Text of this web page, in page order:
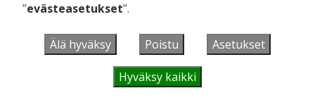
Leikkausten ja veronkorotusten lisäksi
tarvitaan myös rahanhankkijoita
Alli Huovinen 6.8.2026 15:56
”evästeasetukset”.
Älä hyväksy Poistu Asetukset
Hyväksy kaikki